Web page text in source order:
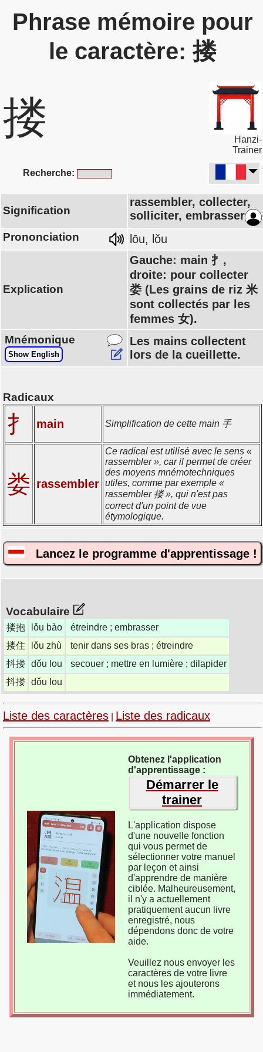
Phrase mémoire pour
le caractère: 搂
搂
Hanzi-
Trainer
Recherche:
Signification
rassembler, collecter,
solliciter, embrasser
Prononciation lōu, lǒu
Explication
Gauche: main 扌,
droite: pour collecter
娄 (Les grains de riz 米
sont collectés par les
femmes 女).
Mnémonique
Show English
Les mains collectent
lors de la cueillette.
Radicaux
扌 main Simplification de cette main 手
娄 rassembler
Ce radical est utilisé avec le sens «
rassembler », car il permet de créer
des moyens mnémotechniques
utiles, comme par exemple «
rassembler 搂 », qui n'est pas
correct d'un point de vue
étymologique.
Lancez le programme d'apprentissage !
Vocabulaire
搂抱 lǒu bào
étreindre ; embrasser
搂住
lǒu zhù
tenir dans ses bras ; étreindre
抖搂 dǒu lou
secouer ; mettre en lumière ; dilapider
抖搂 dǒu lou
Liste des caractères Liste des radicaux
Obtenez l'application
d'apprentissage :
Démarrer le
trainer
L'application dispose
d'une nouvelle fonction
qui vous permet de
sélectionner votre manuel
par leçon et ainsi
d'apprendre de manière
ciblée. Malheureusement,
il n'y a actuellement
pratiquement aucun livre
enregistré, nous
dépendons donc de votre
aide.
Veuillez nous envoyer les
caractères de votre livre
et nous les ajouterons
immédiatement.